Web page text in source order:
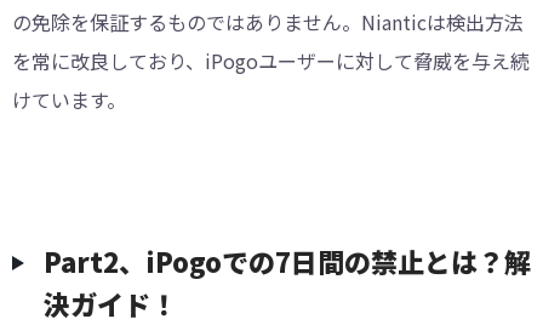
の免除を保証するものではありません。Nianticは検出方法
を常に改良しており、iPogoユーザーに対して脅威を与え続
けています。
Part2、iPogoでの7日間の禁止とは？解
決ガイド！